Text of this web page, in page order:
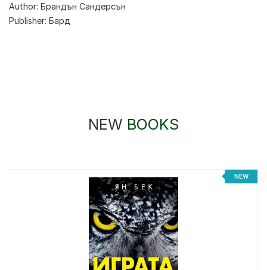
Author: Брандън Сандерсън
Publisher: Бард
NEW BOOKS
NEW